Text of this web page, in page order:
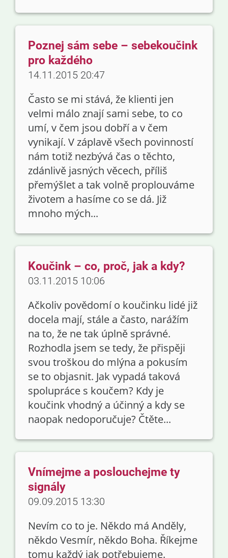
Poznej sám sebe – sebekoučink
pro každého
14.11.2015 20:47
Často se mi stává, že klienti jen
velmi málo znají sami sebe, to co
umí, v čem jsou dobří a v čem
vynikají. V záplavě všech povinností
nám totiž nezbývá čas o těchto,
zdánlivě jasných věcech, příliš
přemýšlet a tak volně proplouváme
životem a hasíme co se dá. Již
mnoho mých...
Koučink – co, proč, jak a kdy?
03.11.2015 10:06
Ačkoliv povědomí o koučinku lidé již
docela mají, stále a často, narážím
na to, že ne tak úplně správné.
Rozhodla jsem se tedy, že přispěji
svou troškou do mlýna a pokusím
se to objasnit. Jak vypadá taková
spolupráce s koučem? Kdy je
koučink vhodný a účinný a kdy se
naopak nedoporučuje? Čtěte...
Vnímejme a poslouchejme ty
signály
09.09.2015 13:30
Nevím co to je. Někdo má Anděly,
někdo Vesmír, někdo Boha. Říkejme
tomu každý jak potřebujeme.